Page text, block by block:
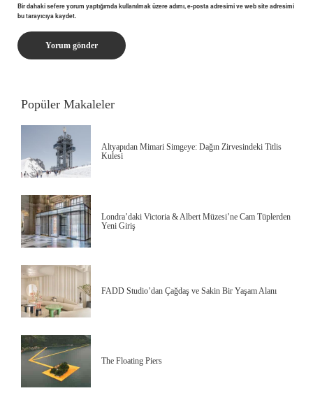
Bir dahaki sefere yorum yaptığımda kullanılmak üzere adımı, e-posta adresimi ve web site adresimi
bu tarayıcıya kaydet.
Popüler Makaleler
Altyapıdan Mimari Simgeye: Dağın Zirvesindeki Titlis
Kulesi
Londra’daki Victoria & Albert Müzesi’ne Cam Tüplerden
Yeni Giriş
FADD Studio’dan Çağdaş ve Sakin Bir Yaşam Alanı
The Floating Piers